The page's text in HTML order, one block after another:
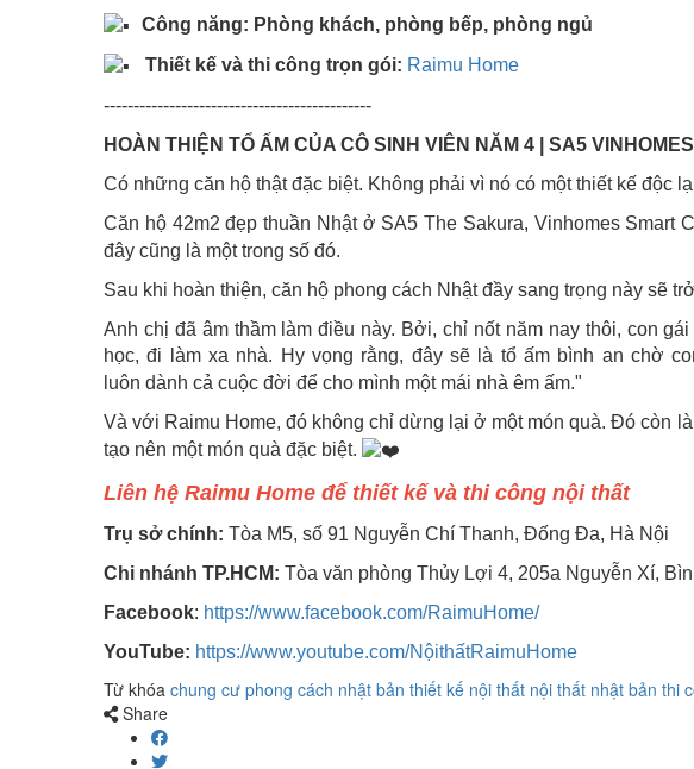
Công năng: Phòng khách, phòng bếp, phòng ngủ
Thiết kế và thi công trọn gói: Raimu Home
---------------------------------------------
HOÀN THIỆN TỔ ẤM CỦA CÔ SINH VIÊN NĂM 4 | SA5
Có những căn hộ thật đặc biệt. Không phải vì nó có một thiết kế độc
Căn hộ 42m2 đẹp thuần Nhật ở SA5 The Sakura, Vinhomes Smart
đây cũng là một trong số đó.
Sau khi hoàn thiện, căn hộ phong cách Nhật đầy sang trọng này sẽ
Anh chị đã âm thầm làm điều này. Bởi, chỉ nốt năm nay thôi, con
học, đi làm xa nhà. Hy vọng rằng, đây sẽ là tổ ấm bình an chờ
luôn dành cả cuộc đời để cho mình một mái nhà êm ấm."
Và với Raimu Home, đó không chỉ dừng lại ở một món quà. Đó còn
tạo nên một món quà đặc biệt.
Liên hệ Raimu Home để thiết kế và thi công nội thất
Trụ sở chính: Tòa M5, số 91 Nguyễn Chí Thanh, Đống Đa, Hà Nội
Chi nhánh TP.HCM: Tòa văn phòng Thủy Lợi 4, 205a Nguyễn Xí,
Facebook: https://www.facebook.com/RaimuHome/
YouTube: https://www.youtube.com/NộithấtRaimuHome
Từ khóa chung cư phong cách nhật bản thiết kế nội thất nội thất nhật bản thi
Share